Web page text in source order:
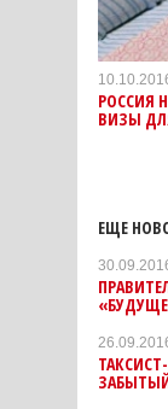
РОССИЯ
ВИЗЫ
ЕЩЕ